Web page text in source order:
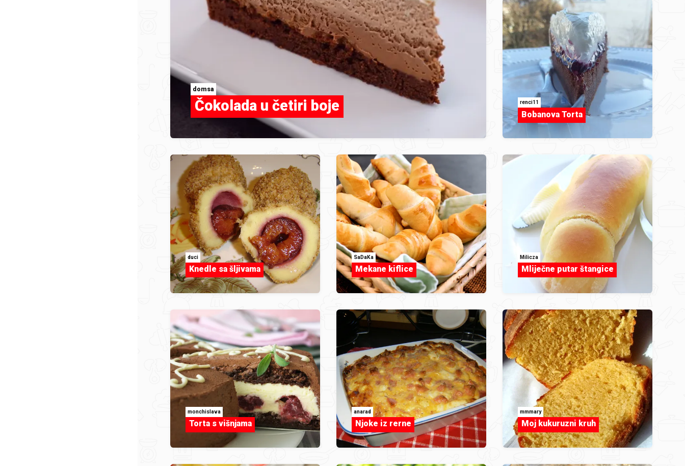
domsa
Čokolada u četiri boje renci11
Bobanova Torta
duci
Knedle sa šljivama
SaDaKa
Mekane kiflice
Milicza
Mliječne putar štangice
monchislava
Torta s višnjama
anarad
Njoke iz rerne
mmmary
Moj kukuruzni kruh